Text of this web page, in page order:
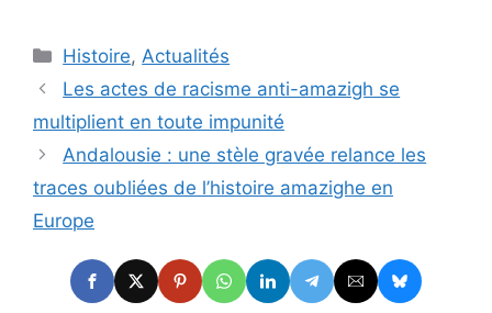
Catégories
Histoire, Actualités
Les actes de racisme anti-amazigh se
multiplient en toute impunité
Andalousie : une stèle gravée relance les
traces oubliées de l’histoire amazighe en
Europe